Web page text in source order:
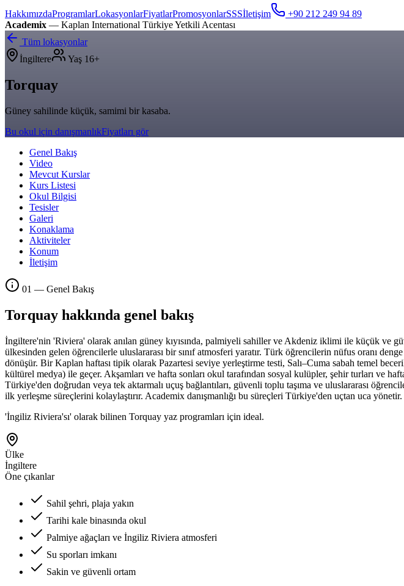
HakkımızdaProgramlarLokasyonlarFiyatlarPromosyonlarSSSİletişim
+90 212 249 94 89
Academix — Kaplan International Türkiye Yetkili Acentası
Tüm lokasyonlar
İngiltere
Yaş 16+
Torquay
Güney sahilinde küçük, samimi bir kasaba.
Bu okul için danışmanlıkFiyatları gör
Genel Bakış
Video
Mevcut Kurslar
Kurs Listesi
Okul Bilgisi
Tesisler
Galeri
Konaklama
Aktiviteler
Konum
İletişim
01 — Genel Bakış
Torquay hakkında genel bakış
İngiltere'nin 'Riviera' olarak anılan güney kıyısında, palmiyeli sahiller ve Akdeniz iklimi ile küçük ve
ülkesinden gelen öğrencilerle uluslararası bir sınıf atmosferi yaratır. Türk öğrencilerin nüfus oranı
dönüşür. Bir Kaplan haftası tipik olarak Pazartesi seviye yerleştirme testi, Salı–Cuma sabah temel
kültürel medya) ile geçer. Akşamları ve hafta sonları okul tarafından sosyal kulüpler, şehir turları ve
Türkiye'den doğrudan veya tek aktarmalı uçuş bağlantıları, güvenli toplu taşıma ve uluslararası
ilk yerleşme süreçlerini kolaylaştırır. Academix danışmanlığı bu süreçleri Türkiye'den uçtan uca yönetir.
'İngiliz Riviera'sı' olarak bilinen Torquay yaz programları için ideal.
Ülke
İngiltere
Öne çıkanlar
Sahil şehri, plaja yakın
Tarihi kale binasında okul
Palmiye ağaçları ve İngiliz Riviera atmosferi
Su sporları imkanı
Sakin ve güvenli ortam